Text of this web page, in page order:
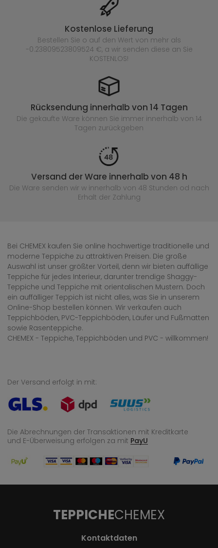
Kostenlose Lieferung
Bestellen Sie o auf den Wert von mehr als
-0.23809523809524 €, a wir senden diese an Sie
KOSTENLOS!
Rücksendung innerhalb von 14 Tagen
Die gekaufte Ware können Sie immer innerhalb von 14
Tagen zurückgeben
Versand der Ware innerhalb von 48 h
Die Ware senden wir w innerhalb von 48 Stunden od nach
Erhalt der Zahlung
Bei CHEMEX kaufen Sie online hochwertige traditionelle und
moderne Teppiche zu attraktiven Preisen. Die große
Auswahl ist unser größter Vorteil, denn wir bieten auffällige
Teppiche für jedes Interieur, darunter trendige Shaggy-
Teppiche und Teppiche mit orientalischen Mustern. Doch
ein auffälliger Teppich ist nicht alles, was Sie in unserem
Online-Shop bestellen können. Wir verkaufen auch
Teppichböden, PVC-Teppichböden, Läufer und Fußmatten
sowie Rasenteppiche.
CHEMEX - Teppiche, Teppichböden und PVC - willkommen!
Der Versand erfolgt in mit:
Die Abrechnungen der Transaktionen mit Kreditkarte
und E-Überweisung erfolgen za mit PayU
TEPPICHECHEMEX
Kontaktdaten